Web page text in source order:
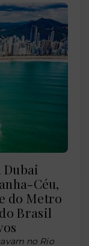
Dubai
Céu,
do Metro
Brasil
no Rio